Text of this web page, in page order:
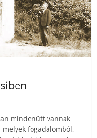
mindenütt vannak
fogadalomból,